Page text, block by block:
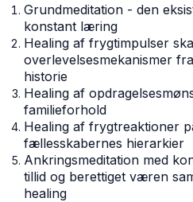
Grundmeditation - den
konstant læring
Healing af frygtimpulser
overlevelsesmekanismer
historie
Healing af
familieforhold
Healing af frygtreaktioner
fællesskabernes hierarkier
Ankringsmeditation med
tillid og berettiget væren
healing